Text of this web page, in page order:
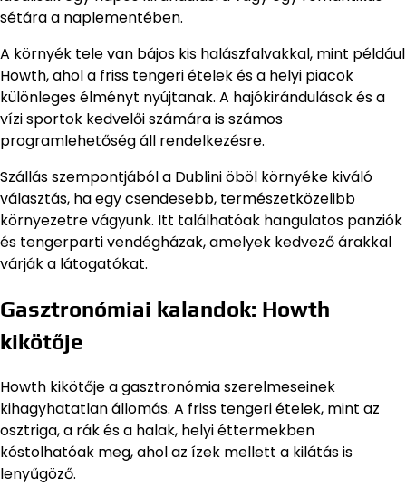
sétára a naplementében.
A környék tele van bájos kis halászfalvakkal, mint például
Howth, ahol a friss tengeri ételek és a helyi piacok
különleges élményt nyújtanak. A hajókirándulások és a
vízi sportok kedvelői számára is számos
programlehetőség áll rendelkezésre.
Szállás szempontjából a Dublini öböl környéke kiváló
választás, ha egy csendesebb, természetközelibb
környezetre vágyunk. Itt találhatóak hangulatos panziók
és tengerparti vendégházak, amelyek kedvező árakkal
várják a látogatókat.
Gasztronómiai kalandok: Howth
kikötője
Howth kikötője a gasztronómia szerelmeseinek
kihagyhatatlan állomás. A friss tengeri ételek, mint az
osztriga, a rák és a halak, helyi éttermekben
kóstolhatóak meg, ahol az ízek mellett a kilátás is
lenyűgöző.